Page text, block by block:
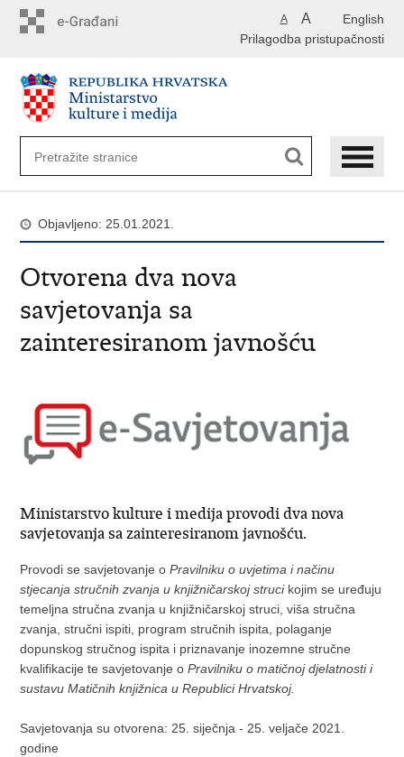
English
A A
Prilagodba pristupačnosti
Objavljeno: 25.01.2021.
Otvorena dva nova
savjetovanja sa
zainteresiranom javnošću
Ministarstvo kulture i medija provodi dva nova
savjetovanja sa zainteresiranom javnošću.
Provodi se savjetovanje oPravilniku o uvjetima i načinu
stjecanja stručnih zvanja u knjižničarskoj struci kojim se uređuju
temeljna stručna zvanja u knjižničarskoj struci, viša stručna
zvanja, stručni ispiti, program stručnih ispita, polaganje
dopunskog stručnog ispita i priznavanje inozemne stručne
kvalifikacije te savjetovanje oPravilniku o matičnoj djelatnosti i
sustavu Matičnih knjižnica u Republici Hrvatskoj.
Savjetovanja su otvorena: 25. siječnja - 25. veljače 2021.
godine